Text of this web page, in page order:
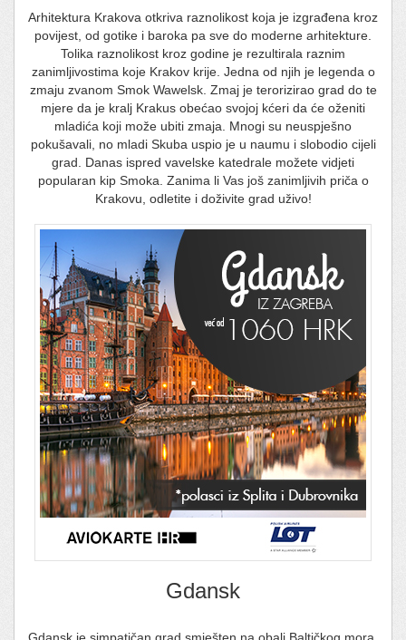
Arhitektura Krakova otkriva raznolikost koja je izgrađena kroz
povijest, od gotike i baroka pa sve do moderne arhitekture.
Tolika raznolikost kroz godine je rezultirala raznim
zanimljivostima koje Krakov krije. Jedna od njih je legenda o
zmaju zvanom Smok Wawelsk. Zmaj je terorizirao grad do te
mjere da je kralj Krakus obećao svojoj kćeri da će oženiti
mladića koji može ubiti zmaja. Mnogi su neuspješno
pokušavali, no mladi Skuba uspio je u naumu i slobodio cijeli
grad. Danas ispred vavelske katedrale možete vidjeti
popularan kip Smoka. Zanima li Vas još zanimljivih priča o
Krakovu, odletite i doživite grad uživo!
Gdansk